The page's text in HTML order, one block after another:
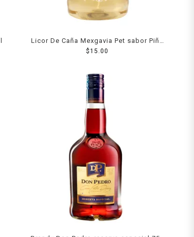
Licor De Caña Mexgavia Pet sabor Piña
440 ml
$15.00